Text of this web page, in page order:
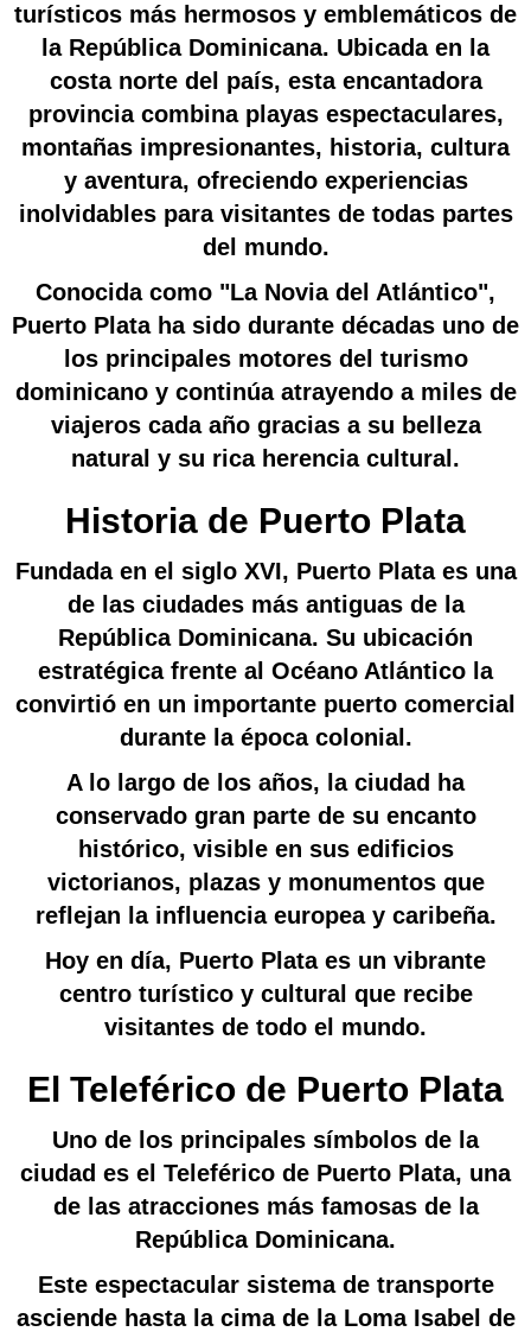
turísticos más hermosos y emblemáticos de
la República Dominicana. Ubicada en la
costa norte del país, esta encantadora
provincia combina playas espectaculares,
montañas impresionantes, historia, cultura
y aventura, ofreciendo experiencias
inolvidables para visitantes de todas partes
del mundo.
Conocida como "La Novia del Atlántico",
Puerto Plata ha sido durante décadas uno de
los principales motores del turismo
dominicano y continúa atrayendo a miles de
viajeros cada año gracias a su belleza
natural y su rica herencia cultural.
Historia de Puerto Plata
Fundada en el siglo XVI, Puerto Plata es una
de las ciudades más antiguas de la
República Dominicana. Su ubicación
estratégica frente al Océano Atlántico la
convirtió en un importante puerto comercial
durante la época colonial.
A lo largo de los años, la ciudad ha
conservado gran parte de su encanto
histórico, visible en sus edificios
victorianos, plazas y monumentos que
reflejan la influencia europea y caribeña.
Hoy en día, Puerto Plata es un vibrante
centro turístico y cultural que recibe
visitantes de todo el mundo.
El Teleférico de Puerto Plata
Uno de los principales símbolos de la
ciudad es el Teleférico de Puerto Plata, una
de las atracciones más famosas de la
República Dominicana.
Este espectacular sistema de transporte
asciende hasta la cima de la Loma Isabel de